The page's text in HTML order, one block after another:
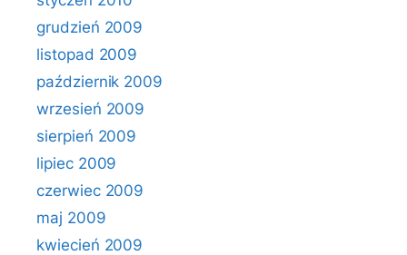
grudzień 2009
listopad 2009
październik 2009
wrzesień 2009
sierpień 2009
lipiec 2009
czerwiec 2009
maj 2009
kwiecień 2009